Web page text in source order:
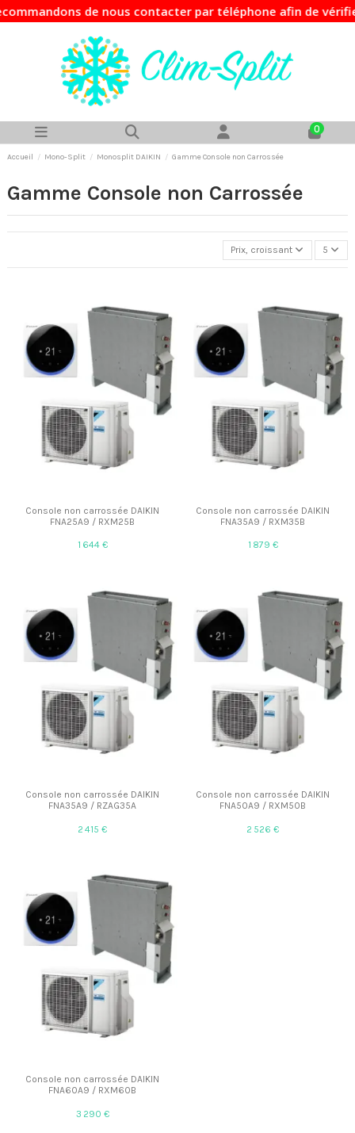
de nous contacter par téléphone afin de
0
Accueil Mono-Split Monosplit DAIKIN Gamme Console non Carrossée
Gamme Console non Carrossée
Prix, croissant 5
Console non carrossée DAIKIN
FNA25A9 / RXM25B
1 644 €
Console non carrossée DAIKIN
FNA35A9 / RXM35B
1 879 €
Console non carrossée DAIKIN
FNA35A9 / RZAG35A
2 415 €
Console non carrossée DAIKIN
FNA50A9 / RXM50B
2 526 €
Console non carrossée DAIKIN
FNA60A9 / RXM60B
3 290 €